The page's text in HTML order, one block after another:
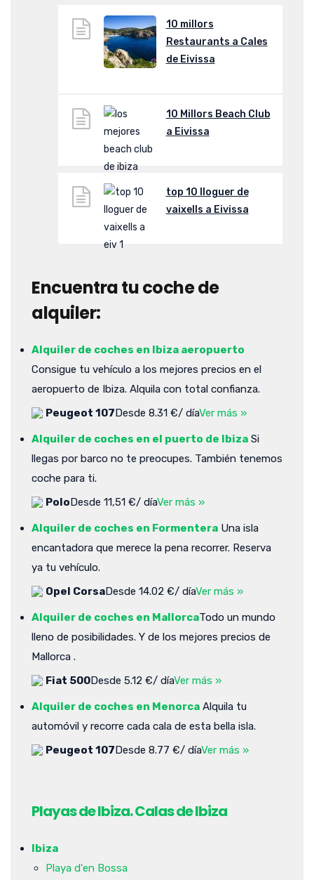
10 millors
Restaurants a Cales
de Eivissa
10 Millors Beach Club
a Eivissa
top 10 lloguer de
vaixells a Eivissa
Encuentra tu coche de
alquiler:
Alquiler de coches en Ibiza aeropuerto
Consigue tu vehículo a los mejores precios en el
aeropuerto de Ibiza. Alquila con total confianza.
Peugeot 107Desde 8.31 €/ díaVer más »
Alquiler de coches en el puerto de Ibiza Si
llegas por barco no te preocupes. También tenemos
coche para ti.
PoloDesde 11,51 €/ díaVer más »
Alquiler de coches en Formentera Una isla
encantadora que merece la pena recorrer. Reserva
ya tu vehículo.
Opel CorsaDesde 14.02 €/ díaVer más »
Alquiler de coches en MallorcaTodo un mundo
lleno de posibilidades. Y de los mejores precios de
Mallorca .
Fiat 500Desde 5.12 €/ díaVer más »
Alquiler de coches en Menorca Alquila tu
automóvil y recorre cada cala de esta bella isla.
Peugeot 107Desde 8.77 €/ díaVer más »
Playas de Ibiza. Calas de Ibiza
Ibiza
Playa d'en Bossa